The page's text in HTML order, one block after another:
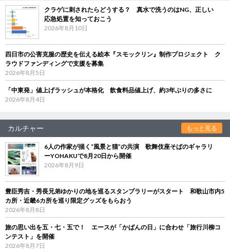
クラゲに刺されたらどうする？ 真水で洗うのはNG、正しい
応急処置を知っておこう
2026年8月10日
四日市の公害克服の歴史を伝える絵本『スモックリン』制作プロジェクト ク
ラウドファンディングで支援を募集
2026年8月5日
「中東発」値上げラッシュが本格化 飲食料品値上げ、約3年ぶりの多さに
2026年8月4日
カルチャー もっと見る
6人の作家が描く“風景と猫”の共演 歌舞伎座そばのギャラリ
ーYOHAKUで8月20日から開催
2026年8月9日
豊臣秀吉・秀長兄弟ゆかりの地を巡るスタンプラリーがスタート 和歌山市内5
カ所・近畿6カ所を巡り限定グッズをもらおう
2026年8月8日
旅の思い出を五・七・五で！ エースが「かばんの日」に合わせ「旅行川柳コ
ンテスト」を開催
2026年8月7日